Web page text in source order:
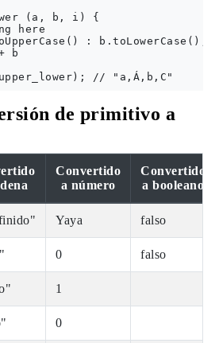
(a, b, i) {
here
: b.toLowerCase();
b
de primitivo a
Convertido
a número
Convertido
a booleano
Yaya falso
0 falso
1
0